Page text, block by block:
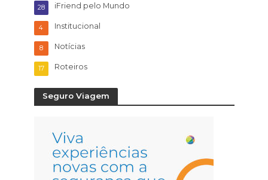
iFriend pelo Mundo
28
Institucional
4
Notícias
8
Roteiros
17
Seguro Viagem